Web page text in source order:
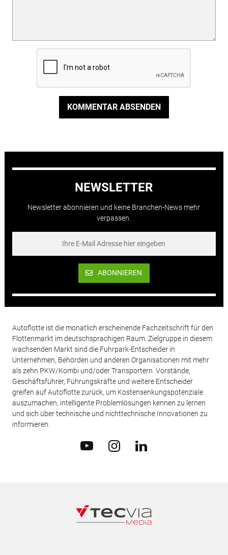
KOMMENTAR ABSENDEN
NEWSLETTER
Newsletter abonnieren und keine Branchen-News mehr
verpassen.
ABONNIEREN
Autoflotte ist die monatlich erscheinende Fachzeitschrift für den
Flottenmarkt im deutschsprachigen Raum. Zielgruppe in diesem
wachsenden Markt sind die Fuhrpark-Entscheider in
Unternehmen, Behörden und anderen Organisationen mit mehr
als zehn PKW/Kombi und/oder Transportern. Vorstände,
Geschäftsführer, Führungskräfte und weitere Entscheider
greifen auf Autoflotte zurück, um Kostensenkungspotenziale
auszumachen, intelligente Problemlösungen kennen zu lernen
und sich über technische und nichttechnische Innovationen zu
informieren.